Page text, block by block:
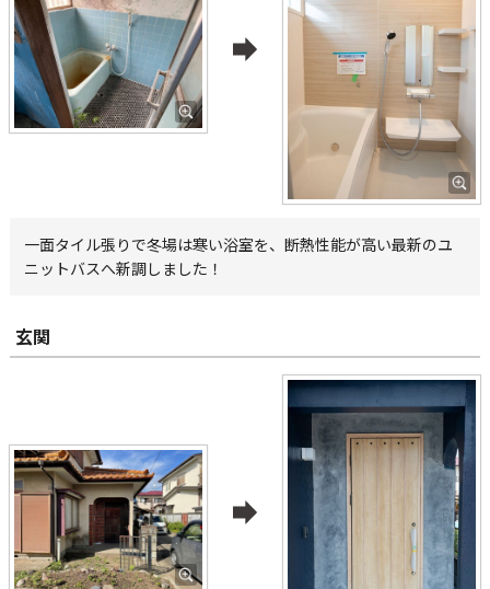
一面タイル張りで冬場は寒い浴室を、断熱性能が高い最新のユ
ニットバスへ新調しました！
玄関